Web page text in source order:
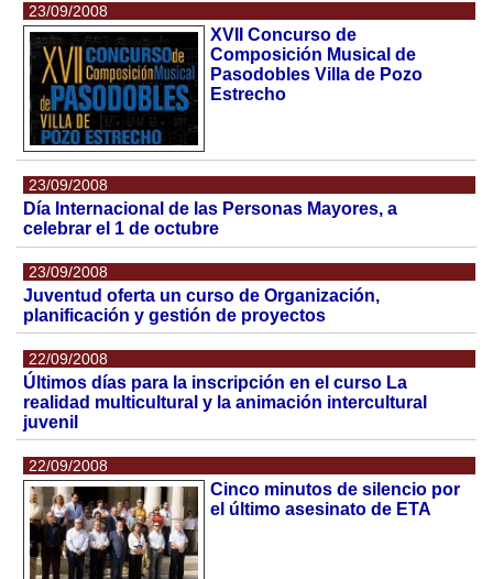
23/09/2008
XVII Concurso de
Composición Musical de
Pasodobles Villa de Pozo
Estrecho
23/09/2008
Día Internacional de las Personas Mayores, a
celebrar el 1 de octubre
23/09/2008
Juventud oferta un curso de Organización,
planificación y gestión de proyectos
22/09/2008
Últimos días para la inscripción en el curso La
realidad multicultural y la animación intercultural
juvenil
22/09/2008
Cinco minutos de silencio por
el último asesinato de ETA